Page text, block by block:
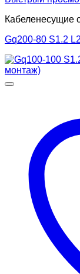
Кабеленесущие
Gq200-80 S1.2